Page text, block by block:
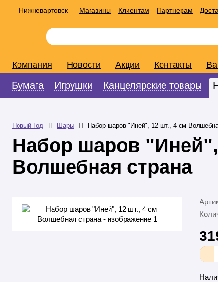
Нижневартовск Магазины Клиентам Партнерам
Компания Новости Акции Контакты
Бумага Игрушки Канцелярские товары
Новый Год Шары Набор шаров "Иней", 12 шт., 4 см
Набор шаров
Волшебная страна